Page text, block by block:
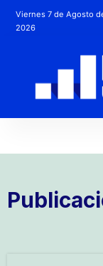
Viernes 7 de Agosto
2026